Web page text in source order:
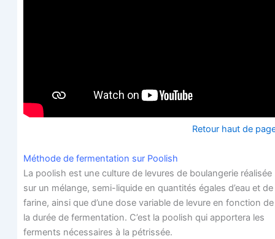
Retour haut de
Méthode de fer­men­ta­tion sur Poolish
La poo­lish est une culture de levures de bou­lan­ge­rie réa­li­sée
sur un mélange, semi-liquide en quan­ti­tés égales d’eau et de
farine, ain­si que d’une dose variable de levure en fonc­tion de
la durée de fer­men­ta­tion. C’est la poo­lish qui appor­te­ra les
fer­ments néces­saires à la pétrissée.